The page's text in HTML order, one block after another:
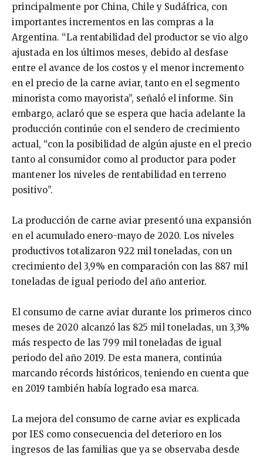
principalmente por China, Chile y Sudáfrica, con
importantes incrementos en las compras a la
Argentina. “La rentabilidad del productor se vio algo
ajustada en los últimos meses, debido al desfase
entre el avance de los costos y el menor incremento
en el precio de la carne aviar, tanto en el segmento
minorista como mayorista”, señaló el informe. Sin
embargo, aclaró que se espera que hacia adelante la
producción continúe con el sendero de crecimiento
actual, “con la posibilidad de algún ajuste en el precio
tanto al consumidor como al productor para poder
mantener los niveles de rentabilidad en terreno
positivo”.
La producción de carne aviar presentó una expansión
en el acumulado enero-mayo de 2020. Los niveles
productivos totalizaron 922 mil toneladas, con un
crecimiento del 3,9% en comparación con las 887 mil
toneladas de igual periodo del año anterior.
El consumo de carne aviar durante los primeros cinco
meses de 2020 alcanzó las 825 mil toneladas, un 3,3%
más respecto de las 799 mil toneladas de igual
periodo del año 2019. De esta manera, continúa
marcando récords históricos, teniendo en cuenta que
en 2019 también había logrado esa marca.
La mejora del consumo de carne aviar es explicada
por IES como consecuencia del deterioro en los
ingresos de las familias que ya se observaba desde